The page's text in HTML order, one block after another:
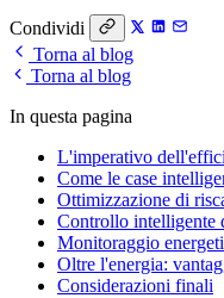
Condividi
Torna al blog
Torna al blog
In questa pagina
L'imperativo
Come le case
Ottimizzazione di
Controllo intelligente
Monitoraggio
Oltre l'energia:
Considerazioni finali